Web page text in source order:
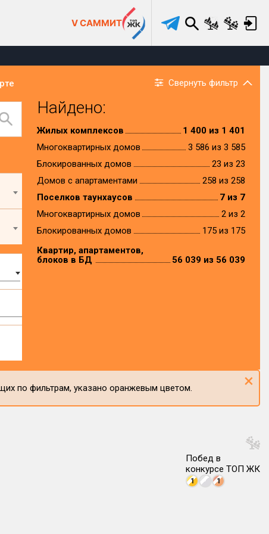
V САММИТ
Свернуть фильтр
Найдено:
Жилых комплексов
1 400 из 1 401
Многоквартирных домов
3 586 из 3 585
Блокированных домов
23 из 23
Домов с апартаментами
258 из 258
Поселков таунхаусов
7 из 7
Многоквартирных домов
2 из 2
Блокированных домов
175 из 175
Квартир, апартаментов,
блоков в БД
56 039 из 56 039
по фильтрам, указано оранжевым цветом. ×
Побед в
конкурсе ТОП ЖК
1 1